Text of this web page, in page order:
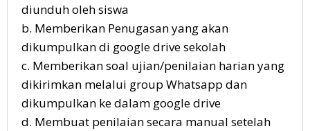
diunduh oleh siswa
b. Memberikan Penugasan yang akan
dikumpulkan di google drive sekolah
c. Memberikan soal ujian/penilaian harian yang
dikirimkan melalui group Whatsapp dan
dikumpulkan ke dalam google drive
d. Membuat penilaian secara manual setelah